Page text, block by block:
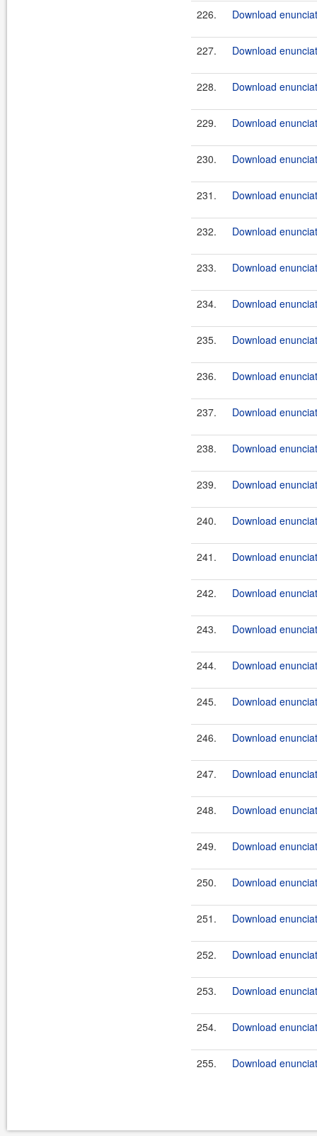
226. Download
227. Download
228. Download
229. Download
230. Download
231. Download
232. Download
233. Download
234. Download
235. Download
236. Download
237. Download
238. Download
239. Download
240. Download
241. Download
242. Download
243. Download
244. Download
245. Download
246. Download
247. Download
248. Download
249. Download
250. Download
251. Download
252. Download
253. Download
254. Download
255. Download